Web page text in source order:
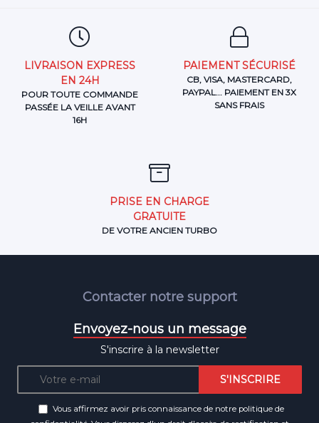
LIVRAISON EXPRESS
EN 24H
POUR TOUTE COMMANDE
PASSÉE LA VEILLE AVANT
16H
PAIEMENT SÉCURISÉ
CB, VISA, MASTERCARD,
PAYPAL... PAIEMENT EN 3X
SANS FRAIS
PRISE EN CHARGE
GRATUITE
DE VOTRE ANCIEN TURBO
Contacter notre support
Envoyez-nous un message
S'inscrire à la newsletter
Vous affirmez avoir pris connaissance de notre politique de